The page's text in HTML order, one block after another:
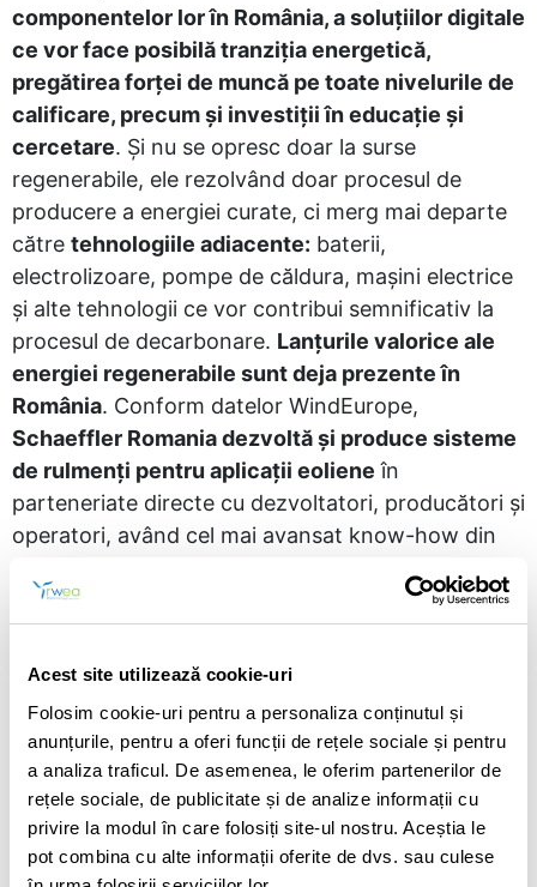
Acest site utilizează cookie-uri
Folosim cookie-uri pentru a personaliza conținutul și
anunțurile, pentru a oferi funcții de rețele sociale și pentru
a analiza traficul. De asemenea, le oferim partenerilor de
rețele sociale, de publicitate și de analize informații cu
privire la modul în care folosiți site-ul nostru. Aceștia le
pot combina cu alte informații oferite de dvs. sau culese
componentelor lor în România, a soluțiilor digitale
ce vor face posibilă tranziția energetică,
pregătirea forței de muncă pe toate nivelurile de
calificare, precum și investiții în educație și
cercetare. Și nu se opresc doar la surse
regenerabile, ele rezolvând doar procesul de
producere a energiei curate, ci merg mai departe
către tehnologiile adiacente: baterii,
electrolizoare, pompe de căldura, mașini electrice
și alte tehnologii ce vor contribui semnificativ la
procesul de decarbonare. Lanțurile valorice ale
energiei regenerabile sunt deja prezente în
România. Conform datelor WindEurope,
Schaeffler Romania dezvoltă și produce sisteme
de rulmenți pentru aplicații eoliene în
parteneriate directe cu dezvoltatori, producători și
operatori, având cel mai avansat know-how din
desfășoară activitatea în centrul de cercetare al
companiei din Brașov. Dezvoltarea noilor lanțuri
valorice va avea impact direct asupra numărului de
Conform datelor IEA, în lanțurile valorice ale
energiei curate, pentru fiecare milion de Euro
cheltuit sunt create în medie 9 locuri de muncă
SolarPower Europe estimează că România are al
șaselea potențial de crearea a locurilor de muncă